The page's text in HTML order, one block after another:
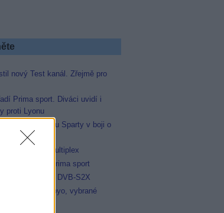
nový Test kanál. Zřejmě pro
Prima sport. Diváci uvidí i
proti Lyonu
odvysílá i odvetu Sparty v boji o
převzal další multiplex
zařazení Prima sport
přešla na DVB-S2X
komplet na Voyo, vybrané
Dajto